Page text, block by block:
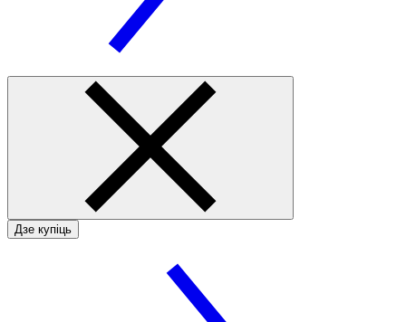
Дзе купіць